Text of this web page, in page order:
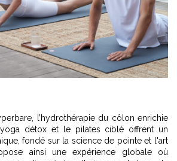
l’hydrothérapie du côlon enrichie
détox et le pilates ciblé offrent un
fondé sur la science de pointe et l'art
ainsi une expérience globale où